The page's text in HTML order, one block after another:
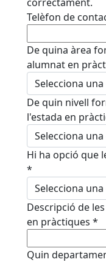
Telèfon de
De quina àrea
alumnat en
De quin nivell
l'estada en
Hi ha opció que
*
Descripció de
en pràctiques *
Quin